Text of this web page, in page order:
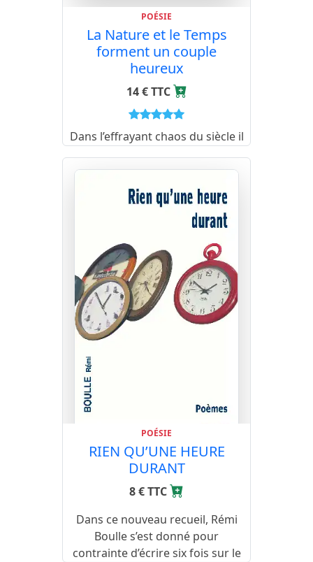
POÉSIE
La Nature et le Temps
forment un couple
heureux
14 € TTC
Dans l’effrayant chaos du siècle il
rigueur et à la simplicité, à la
naïveté parfois, d’une écriture
classique, apporterait à l’esprit
du lecteur un peu de cet
tous tant besoin…
POÉSIE
RIEN QU’UNE HEURE
DURANT
8 € TTC
Dans ce nouveau recueil, Rémi
Boulle s’est donné pour
contrainte d’écrire six fois sur le